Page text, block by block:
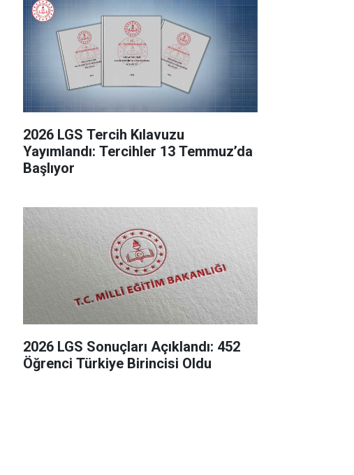
2026 LGS Tercih Kılavuzu
Yayımlandı: Tercihler 13 Temmuz’da
Başlıyor
2026 LGS Sonuçları Açıklandı: 452
Öğrenci Türkiye Birincisi Oldu